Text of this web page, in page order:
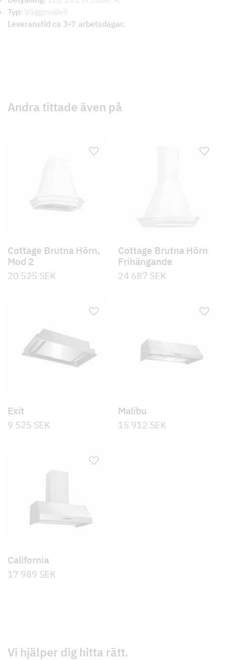
Typ: Väggmodell
Leveranstid ca 3-7 arbetsdagar.
Andra tittade även på
Cottage Brutna Hörn,
Mod 2
20 525 SEK
Cottage Brutna Hörn
Frihängande
24 687 SEK
Exit
9 525 SEK
Malibu
15 912 SEK
California
17 989 SEK
Vi hjälper dig hitta rätt.